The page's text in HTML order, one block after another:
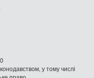
у тому числі